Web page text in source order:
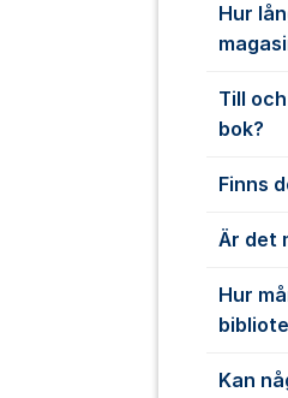
Hur
Till
bok?
Finns
Är det
Hur
Kan